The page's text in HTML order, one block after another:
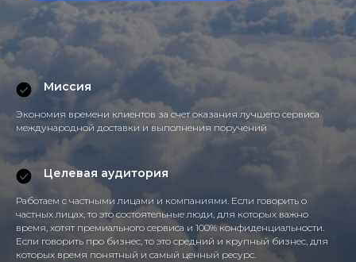
Миссия
Экономия времени клиентов за счет оказания лучшего сервиса
международной доставки и выполнения поручений
Целевая аудитория
Работаем с частными лицами и компаниями. Если говорить о
частных лицах, то это состоятельные люди, для которых важно
время, хотят премиального сервиса и 100% конфиденциальности.
Если говорить про бизнес, то это средний и крупный бизнес, для
которых время понятный и самый ценный ресурс.